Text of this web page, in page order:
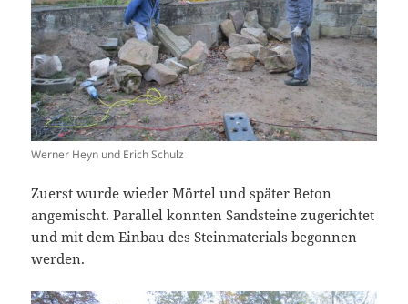
Werner Heyn und Erich Schulz
Zuerst wurde wieder Mörtel und später Beton
angemischt. Parallel konnten Sandsteine zugerichtet
und mit dem Einbau des Steinmaterials begonnen
werden.